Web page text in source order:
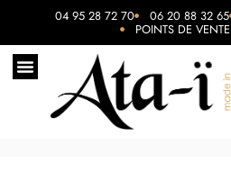
04 95 28 72 70 06 20 88 32 65
POINTS DE VENTE